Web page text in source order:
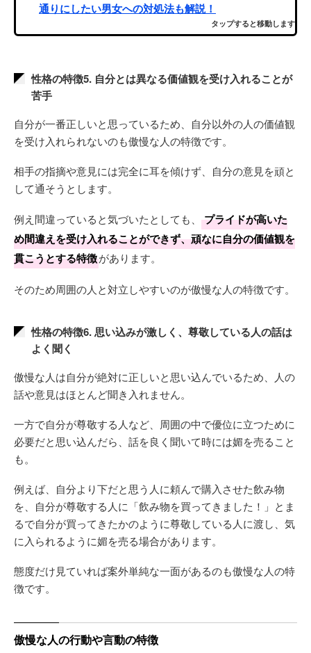
通りにしたい男女への対処法も解説！
タップすると移動します
性格の特徴5. 自分とは異なる価値観を受け入れることが
苦手
自分が一番正しいと思っているため、自分以外の人の価値観
を受け入れられないのも傲慢な人の特徴です。
相手の指摘や意見には完全に耳を傾けず、自分の意見を頑と
して通そうとします。
例え間違っていると気づいたとしても、
プライドが高いた
め間違えを受け入れることができず、頑なに自分の価値観を
貫こうとする特徴があります。
そのため周囲の人と対立しやすいのが傲慢な人の特徴です。
性格の特徴6. 思い込みが激しく、尊敬している人の話は
よく聞く
傲慢な人は自分が絶対に正しいと思い込んでいるため、人の
話や意見はほとんど聞き入れません。
一方で自分が尊敬する人など、周囲の中で優位に立つために
必要だと思い込んだら、話を良く聞いて時には媚を売ること
も。
例えば、自分より下だと思う人に頼んで購入させた飲み物
を、自分が尊敬する人に「飲み物を買ってきました！」とま
るで自分が買ってきたかのように尊敬している人に渡し、気
に入られるように媚を売る場合があります。
態度だけ見ていれば案外単純な一面があるのも傲慢な人の特
徴です。
傲慢な人の行動や言動の特徴